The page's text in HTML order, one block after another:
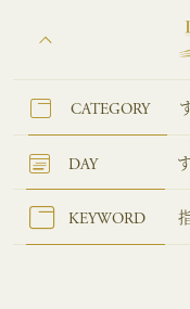
CATEGORY
DAY
KEYWORD